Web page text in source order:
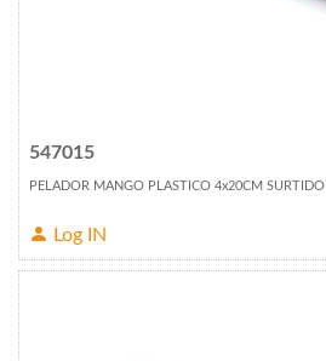
547015
PELADOR MANGO PLASTICO 4x20CM SURTIDO
Log IN